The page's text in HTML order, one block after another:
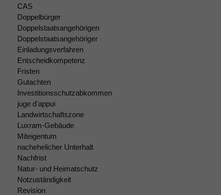
CAS
Doppelbürger
Doppelstaatsangehörigen
Doppelstaatsangehöriger
Einladungsverfahren
Entscheidkompetenz
Fristen
Gutachten
Investitionsschutzabkommen
juge d'appui
Landwirtschaftszone
Luxram-Gebäude
Miteigentum
nachehelicher Unterhalt
Nachfrist
Natur- und Heimatschutz
Notzuständigkeit
Revision